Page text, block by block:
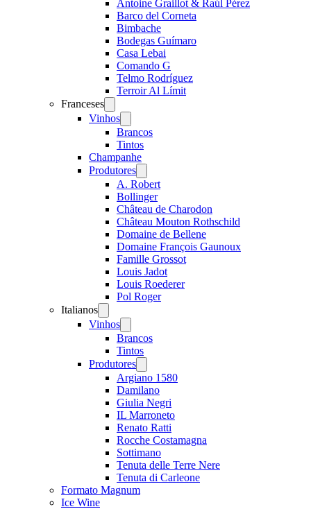
Antoine Graillot & Raúl Pérez
Barco del Corneta
Bimbache
Bodegas Guímaro
Casa Lebai
Comando G
Telmo Rodríguez
Terroir Al Límit
Franceses
menu
Vinhos
menu
Brancos
Tintos
Champanhe
Produtores
menu
A. Robert
Bollinger
Château de Charodon
Château Mouton Rothschild
Domaine de Bellene
Domaine François Gaunoux
Famille Grossot
Louis Jadot
Louis Roederer
Pol Roger
Italianos
menu
Vinhos
menu
Brancos
Tintos
Produtores
menu
Argiano 1580
Damilano
Giulia Negri
IL Marroneto
Renato Ratti
Rocche Costamagna
Sottimano
Tenuta delle Terre Nere
Tenuta di Carleone
Formato Magnum
Ice Wine